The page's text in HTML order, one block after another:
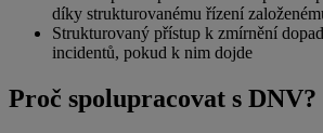
díky strukturovanému řízení
Strukturovaný přístup k zmírnění
incidentů, pokud k nim dojde
Proč spolupracovat s DNV?